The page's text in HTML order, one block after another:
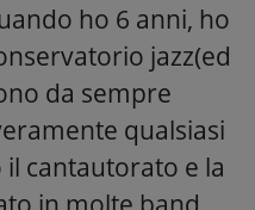
ho 6 anni, ho
jazz(ed
da sempre
qualsiasi
cantautorato e la